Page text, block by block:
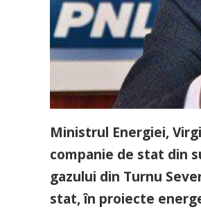
Ministrul Energiei,
companie de stat din
gazului din Turnu
stat, în proiecte